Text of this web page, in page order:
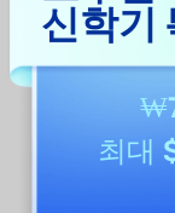
신학기
최대